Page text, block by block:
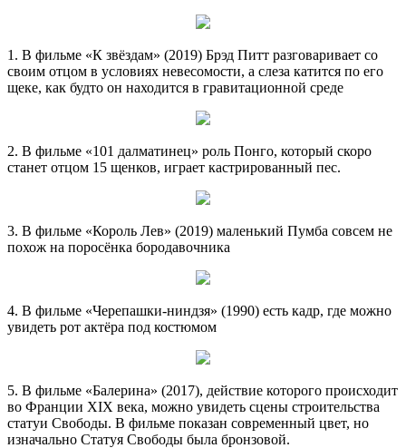
1. В фильме «К звёздам» (2019) Брэд Питт разговаривает со
своим отцом в условиях невесомости, а слеза катится по его
щеке, как будто он находится в гравитационной среде
2. В фильме «101 далматинец» роль Понго, который скоро
станет отцом 15 щенков, играет кастрированный пес.
3. В фильме «Король Лев» (2019) маленький Пумба совсем не
похож на поросёнка бородавочника
4. В фильме «Черепашки-ниндзя» (1990) есть кадр, где можно
увидеть рот актёра под костюмом
5. В фильме «Балерина» (2017), действие которого происходит
во Франции XIX века, можно увидеть сцены строительства
статуи Свободы. В фильме показан современный цвет, но
изначально Статуя Свободы была бронзовой.